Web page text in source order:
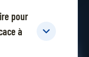
pour
à